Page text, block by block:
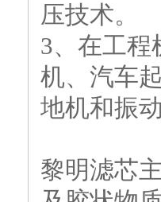
压技术。
3、在工程
机、汽车
地机和振
黎明滤芯